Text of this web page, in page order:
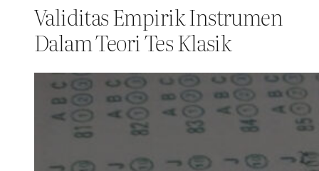
Validitas Empirik Instrumen
Dalam Teori Tes Klasik